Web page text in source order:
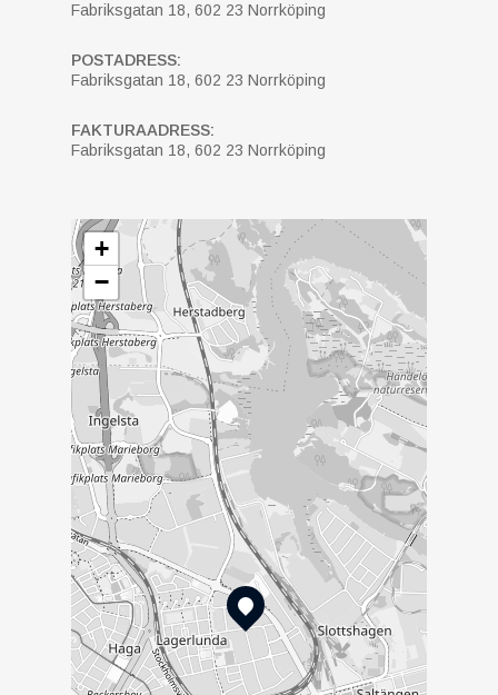
Fabriksgatan 18, 602 23 Norrköping
POSTADRESS:
Fabriksgatan 18, 602 23 Norrköping
FAKTURAADRESS:
Fabriksgatan 18, 602 23 Norrköping
+
−